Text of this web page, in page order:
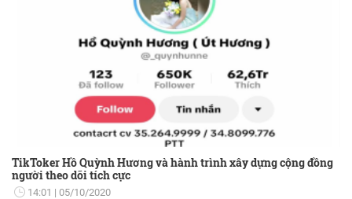
TikToker Hồ Quỳnh Hương và hành trình xây dựng cộng đồng
người theo dõi tích cực
14:01 05/10/2020